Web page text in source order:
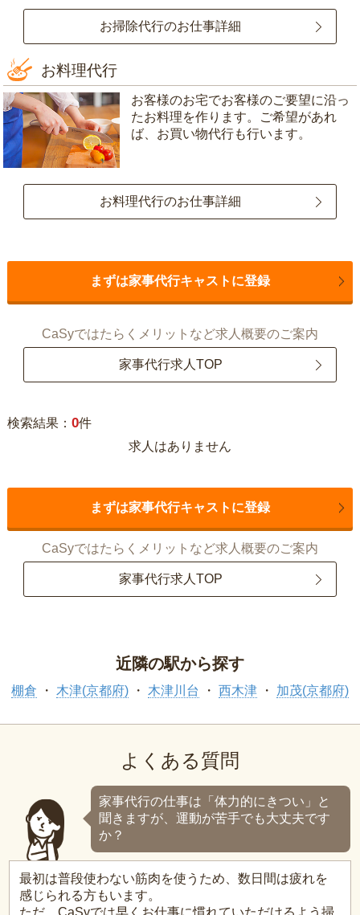
お掃除代行のお仕事詳細
お料理代行
お客様のお宅でお客様のご要望に沿っ
たお料理を作ります。ご希望があれ
ば、お買い物代行も行います。
お料理代行のお仕事詳細
まずは家事代行キャストに登録
CaSyではたらくメリットなど求人概要のご案内
家事代行求人TOP
検索結果： 0件
求人はありません
まずは家事代行キャストに登録
CaSyではたらくメリットなど求人概要のご案内
家事代行求人TOP
近隣の駅から探す
棚倉 木津(京都府) 木津川台 西木津 加茂(京都府)
よくある質問
家事代行の仕事は「体力的にきつい」と
聞きますが、運動が苦手でも大丈夫です
か？
最初は普段使わない筋肉を使うため、数日間は疲れを
感じられる方もいます。
ただ、CaSyでは早くお仕事に慣れていただけるよう掃